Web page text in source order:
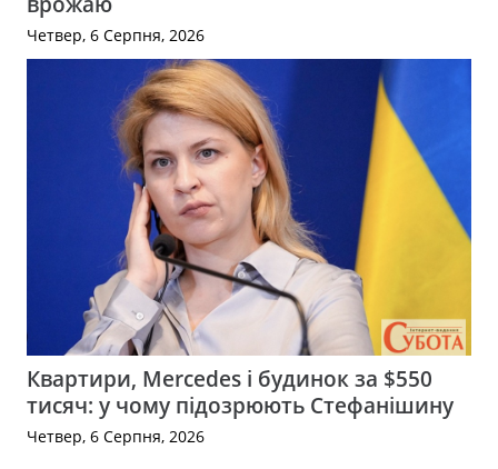
Четвер, 6 Серпня, 2026
Квартири, Mercedes і будинок за $550
тисяч: у чому підозрюють Стефанішину
Четвер, 6 Серпня, 2026